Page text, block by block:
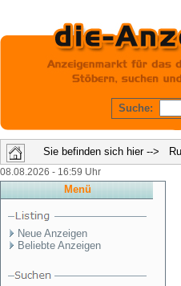
Suche:
Sie befinden sich hier -->
08.08.2026 - 16:59 Uhr
Menü
Neue Anzeigen
Beliebte Anzeigen